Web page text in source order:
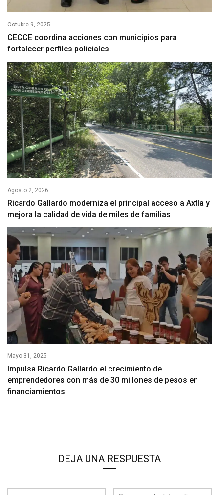
Octubre 9, 2025
CECCE coordina acciones con municipios para
fortalecer perfiles policiales
Agosto 2, 2026
Ricardo Gallardo moderniza el principal acceso a Axtla y
mejora la calidad de vida de miles de familias
Mayo 31, 2025
Impulsa Ricardo Gallardo el crecimiento de
emprendedores con más de 30 millones de pesos en
financiamientos
DEJA UNA RESPUESTA